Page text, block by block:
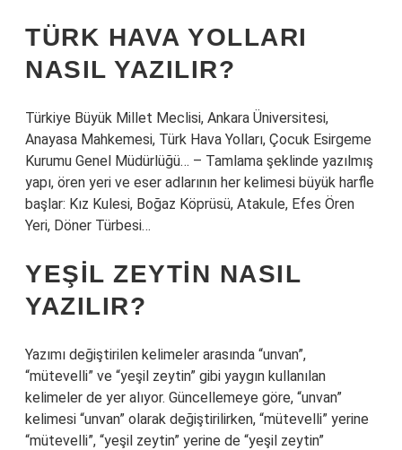
TÜRK HAVA YOLLARI
NASIL YAZILIR?
Türkiye Büyük Millet Meclisi, Ankara Üniversitesi,
Anayasa Mahkemesi, Türk Hava Yolları, Çocuk Esirgeme
Kurumu Genel Müdürlüğü… – Tamlama şeklinde yazılmış
yapı, ören yeri ve eser adlarının her kelimesi büyük harfle
başlar: Kız Kulesi, Boğaz Köprüsü, Atakule, Efes Ören
Yeri, Döner Türbesi…
YEŞIL ZEYTIN NASIL
YAZILIR?
Yazımı değiştirilen kelimeler arasında “unvan”,
“mütevelli” ve “yeşil zeytin” gibi yaygın kullanılan
kelimeler de yer alıyor. Güncellemeye göre, “unvan”
kelimesi “unvan” olarak değiştirilirken, “mütevelli” yerine
“mütevelli”, “yeşil zeytin” yerine de “yeşil zeytin”